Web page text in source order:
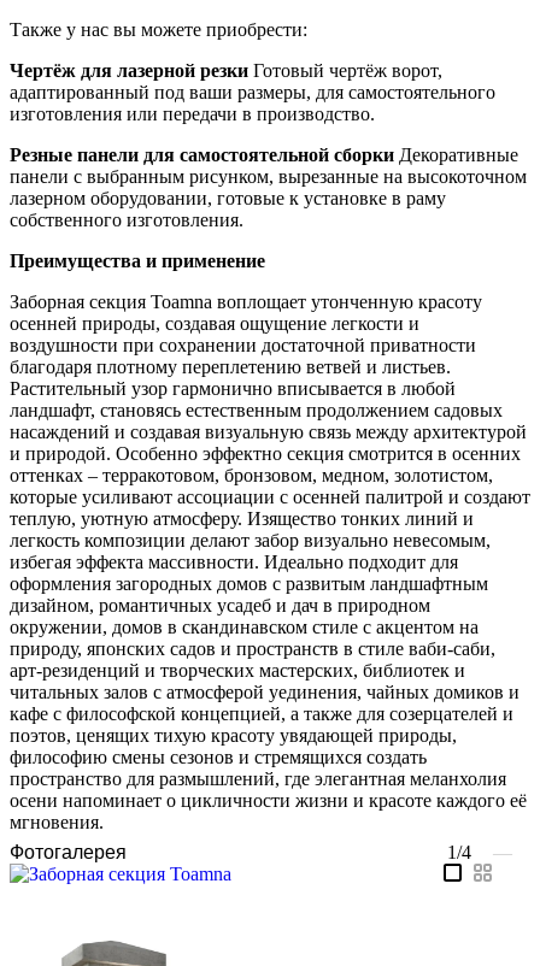
Также у нас вы можете приобрести:
Чертёж для лазерной резки Готовый чертёж ворот,
адаптированный под ваши размеры, для самостоятельного
изготовления или передачи в производство.
Резные панели для самостоятельной сборки Декоративные
панели с выбранным рисунком, вырезанные на высокоточном
лазерном оборудовании, готовые к установке в раму
собственного изготовления.
Преимущества и применение
Заборная секция Toamna воплощает утонченную красоту
осенней природы, создавая ощущение легкости и
воздушности при сохранении достаточной приватности
благодаря плотному переплетению ветвей и листьев.
Растительный узор гармонично вписывается в любой
ландшафт, становясь естественным продолжением садовых
насаждений и создавая визуальную связь между архитектурой
и природой. Особенно эффектно секция смотрится в осенних
оттенках – терракотовом, бронзовом, медном, золотистом,
которые усиливают ассоциации с осенней палитрой и создают
теплую, уютную атмосферу. Изящество тонких линий и
легкость композиции делают забор визуально невесомым,
избегая эффекта массивности. Идеально подходит для
оформления загородных домов с развитым ландшафтным
дизайном, романтичных усадеб и дач в природном
окружении, домов в скандинавском стиле с акцентом на
природу, японских садов и пространств в стиле ваби-саби,
арт-резиденций и творческих мастерских, библиотек и
читальных залов с атмосферой уединения, чайных домиков и
кафе с философской концепцией, а также для созерцателей и
поэтов, ценящих тихую красоту увядающей природы,
философию смены сезонов и стремящихся создать
пространство для размышлений, где элегантная меланхолия
осени напоминает о цикличности жизни и красоте каждого её
мгновения.
Фотогалерея
1/4 —